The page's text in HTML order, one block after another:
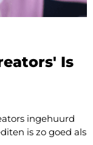
Is
ingehuurd
is zo goed als